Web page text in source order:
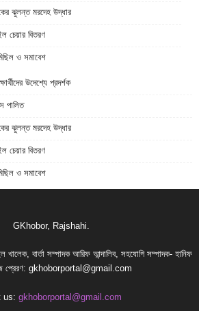
ঝুলন্ত মরদেহ উদ্ধার
চেয়ার বিতরণ
ও সমাবেশ
উদেশ্যে প্রদর্শক
পালিত
ঝুলন্ত মরদেহ উদ্ধার
চেয়ার বিতরণ
ও সমাবেশ
খালেক, বার্তা সম্পাদক আরিফ আন্দালিব, সহযোগি সম্পাদক- হানিফ
প্রেরণ: gkhoborportal@gmail.com
us: gkhoborportal@gmail.com